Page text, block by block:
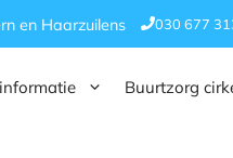
en Haarzuilens 030 677
Buurtzorg